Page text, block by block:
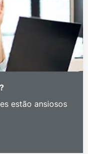
estão ansiosos